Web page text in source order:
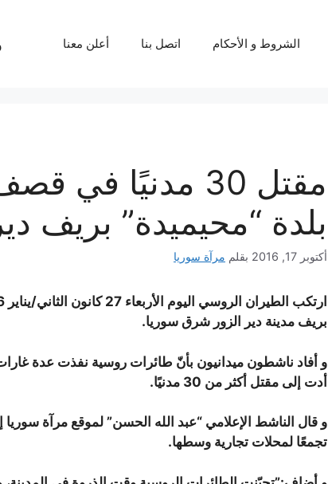
الشروط و الأحكام اتصل بنا أعلن معنا
مقتل 30 مدنيًا
بلدة “محيميدة” بريف
أكتوبر 17, 2016 بقلم مرآة سوريا
بريف مدينة دير الزور شرق سوريا.
و أفاد ناشطون ميدانيون بأنّ طائرات روسية نفذت عدة
أدت إلى مقتل أكثر من 30 مدنيًا.
و قال الناشط الإعلامي “عبد الله الحسن” لموقع مرآة
تجمعًا لمحلات تجارية وسطها.